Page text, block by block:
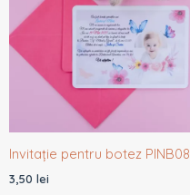
Invitație pentru botez PINB08
3,50 lei